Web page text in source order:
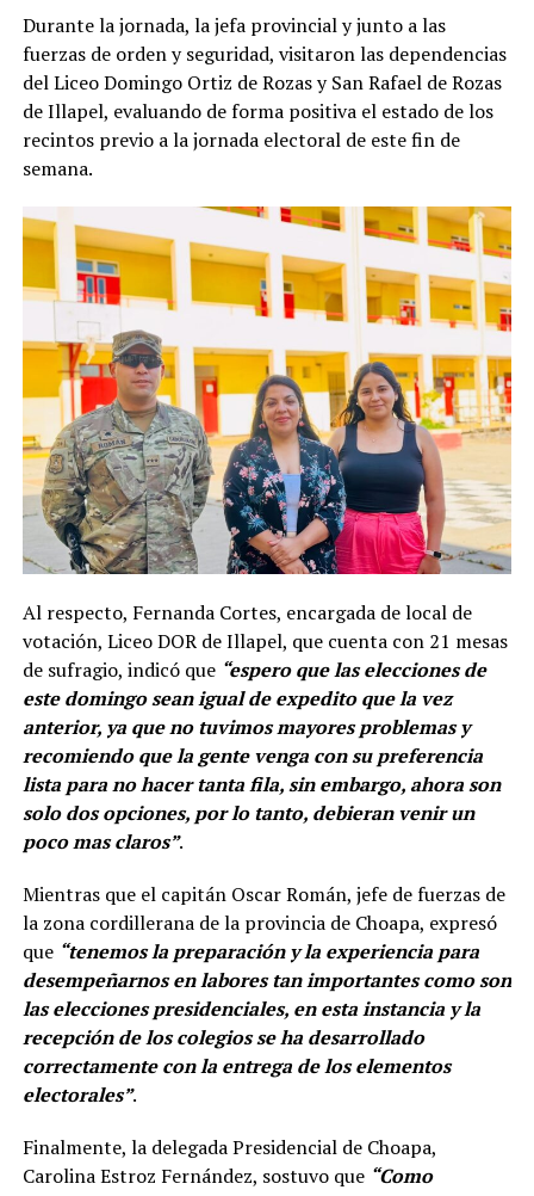
Durante la jornada, la jefa provincial y junto a las
fuerzas de orden y seguridad, visitaron las dependencias
del Liceo Domingo Ortiz de Rozas y San Rafael de Rozas
de Illapel, evaluando de forma positiva el estado de los
recintos previo a la jornada electoral de este fin de
semana.
Al respecto, Fernanda Cortes, encargada de local de
votación, Liceo DOR de Illapel, que cuenta con 21 mesas
de sufragio, indicó que “espero que las elecciones de
este domingo sean igual de expedito que la vez
anterior, ya que no tuvimos mayores problemas y
recomiendo que la gente venga con su preferencia
lista para no hacer tanta fila, sin embargo, ahora son
solo dos opciones, por lo tanto, debieran venir un
poco mas claros”.
Mientras que el capitán Oscar Román, jefe de fuerzas de
la zona cordillerana de la provincia de Choapa, expresó
que “tenemos la preparación y la experiencia para
desempeñarnos en labores tan importantes como son
las elecciones presidenciales, en esta instancia y la
recepción de los colegios se ha desarrollado
correctamente con la entrega de los elementos
electorales”.
Finalmente, la delegada Presidencial de Choapa,
Carolina Estroz Fernández, sostuvo que “Como